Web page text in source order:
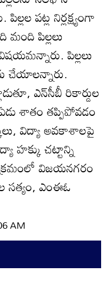
పట్ల నిర్లక్ష్యంగా
మంది పిల్లలు
పిల్లలు
చేయాలన్నారు.
ఎన్‌సీబీ రికార్డుల
ఏడు శాతం తప్పిపోవడం
విద్యా అవకాశాలపై
హక్కు చట్టాన్ని
విజయనగరం
సత్యం, ఎంఈఓ
AM